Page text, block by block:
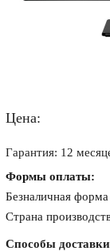
Цена:
Гарантия: 12
Формы оплаты:
Безналичная
Страна
Способы